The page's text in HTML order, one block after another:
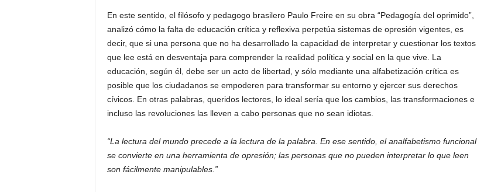
En este sentido, el filósofo y pedagogo brasilero Paulo Freire en su obra “Pedagogía del oprimido”,
analizó cómo la falta de educación crítica y reflexiva perpetúa sistemas de opresión vigentes, es
decir, que si una persona que no ha desarrollado la capacidad de interpretar y cuestionar los textos
que lee está en desventaja para comprender la realidad política y social en la que vive. La
educación, según él, debe ser un acto de libertad, y sólo mediante una alfabetización crítica es
posible que los ciudadanos se empoderen para transformar su entorno y ejercer sus derechos
cívicos. En otras palabras, queridos lectores, lo ideal sería que los cambios, las transformaciones e
incluso las revoluciones las lleven a cabo personas que no sean idiotas.
“La lectura del mundo precede a la lectura de la palabra. En ese sentido, el analfabetismo funcional
se convierte en una herramienta de opresión; las personas que no pueden interpretar lo que leen
son fácilmente manipulables.”